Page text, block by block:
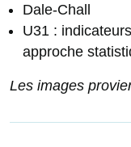
Dale-Chall
U31 :
approche
Les images